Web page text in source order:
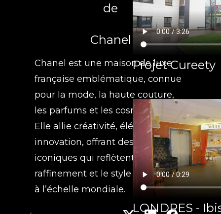
de
Chanel
Chanel est une maison de luxe
française emblématique, connue
pour la mode, la haute couture,
les parfums et les cosmétiques.
Elle allie créativité, élégance et
innovation, offrant des produits
iconiques qui reflètent le
raffinement et le style intemporel
à l’échelle mondiale.
Projet Cureety
LONDRES -